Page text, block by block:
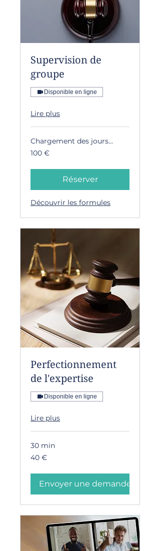
Supervision de
groupe
Disponible en ligne
Lire plus
Chargement des jours...
100
euros
100 €
Réserver
Découvrir les formules
Perfectionnement
de l'expertise
Disponible en ligne
Lire plus
30 min
40
euros
40 €
Envoyer une demande